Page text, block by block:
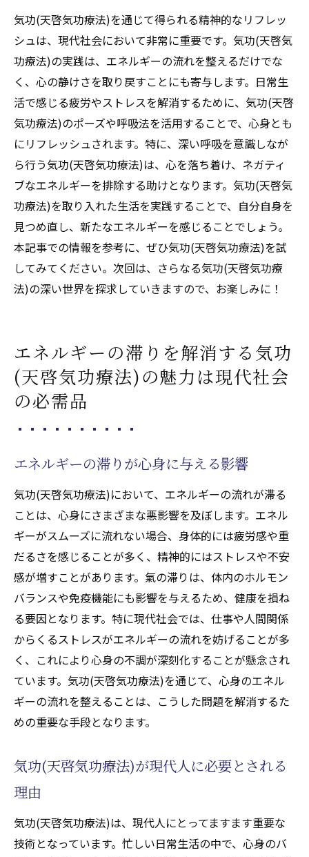
気功(天啓気功療法)を通じて得られる精神的なリフレッ
シュは、現代社会において非常に重要です。気功(天啓気
功療法)の実践は、エネルギーの流れを整えるだけでな
く、心の静けさを取り戻すことにも寄与します。日常生
活で感じる疲労やストレスを解消するために、気功(天啓
気功療法)のポーズや呼吸法を活用することで、心身とも
にリフレッシュされます。特に、深い呼吸を意識しなが
ら行う気功(天啓気功療法)は、心を落ち着け、ネガティ
ブなエネルギーを排除する助けとなります。気功(天啓気
功療法)を取り入れた生活を実践することで、自分自身を
見つめ直し、新たなエネルギーを感じることでしょう。
本記事での情報を参考に、ぜひ気功(天啓気功療法)を試
してみてください。次回は、さらなる気功(天啓気功療
法)の深い世界を探求していきますので、お楽しみに！
エネルギーの滞りを解消する気功
(天啓気功療法)の魅力は現代社会
の必需品
エネルギーの滞りが心身に与える影響
気功(天啓気功療法)において、エネルギーの流れが滞る
ことは、心身にさまざまな悪影響を及ぼします。エネル
ギーがスムーズに流れない場合、身体的には疲労感や重
だるさを感じることが多く、精神的にはストレスや不安
感が増すことがあります。氣の滞りは、体内のホルモン
バランスや免疫機能にも影響を与えるため、健康を損ね
る要因となります。特に現代社会では、仕事や人間関係
からくるストレスがエネルギーの流れを妨げることが多
く、これにより心身の不調が深刻化することが懸念され
ています。気功(天啓気功療法)を通じて、心身のエネル
ギーの流れを整えることは、こうした問題を解消するた
めの重要な手段となります。
気功(天啓気功療法)が現代人に必要とされる
理由
気功(天啓気功療法)は、現代人にとってますます重要な
技術となっています。忙しい日常生活の中で、心身のバ